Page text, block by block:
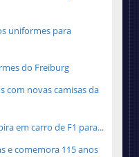
uniformes para
do Freiburg
com novas camisas da
em carro de F1 para...
e comemora 115 anos